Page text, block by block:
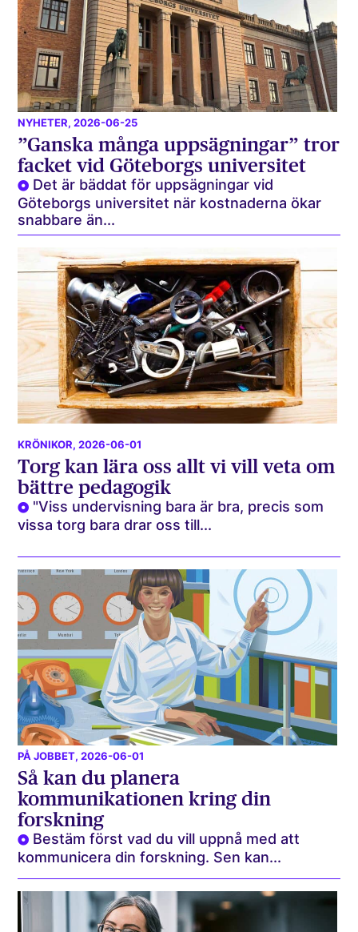
NYHETER, 2026-06-25
”Ganska många uppsägningar” tror
facket vid Göteborgs universitet
Det är bäddat för uppsägningar vid
Göteborgs universitet när kostnaderna ökar
snabbare än...
KRÖNIKOR, 2026-06-01
Torg kan lära oss allt vi vill veta om
bättre pedagogik
"Viss undervisning bara är bra, precis som
vissa torg bara drar oss till...
PÅ JOBBET, 2026-06-01
Så kan du planera
kommunikationen kring din
forskning
Bestäm först vad du vill uppnå med att
kommunicera din forskning. Sen kan...